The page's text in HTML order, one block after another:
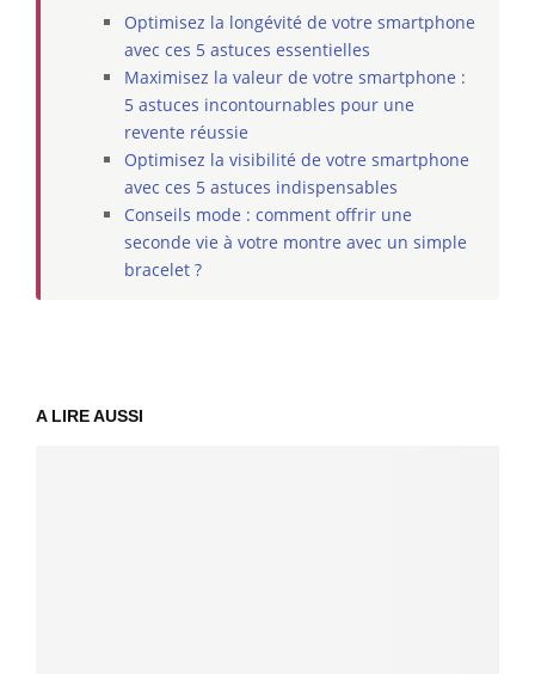
Optimisez la longévité de votre smartphone
avec ces 5 astuces essentielles
Maximisez la valeur de votre smartphone :
5 astuces incontournables pour une
revente réussie
Optimisez la visibilité de votre smartphone
avec ces 5 astuces indispensables
Conseils mode : comment offrir une
seconde vie à votre montre avec un simple
bracelet ?
A LIRE AUSSI